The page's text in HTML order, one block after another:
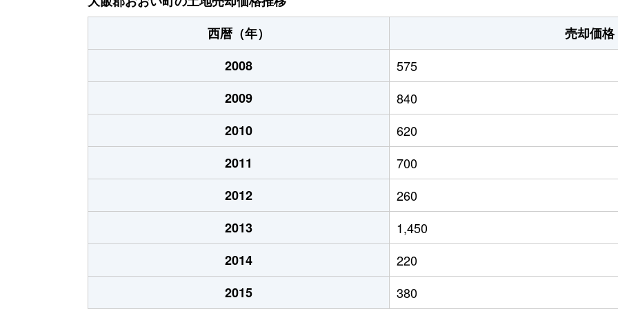
西暦（年）
売却価
2008
575
2009
840
2010
620
2011
700
2012
260
2013
1,450
2014
220
2015
380